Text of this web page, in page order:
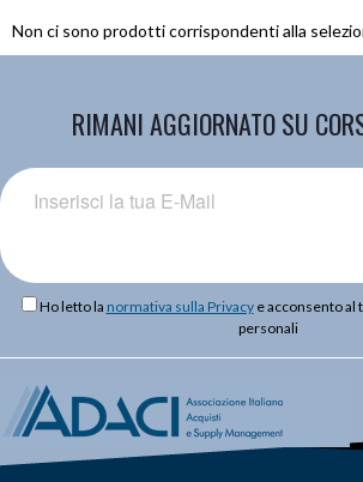
Non ci sono prodotti corrispondenti alla
RIMANI AGGIORNATO SU
Ho letto la normativa sulla Privacye acconsento al
personali